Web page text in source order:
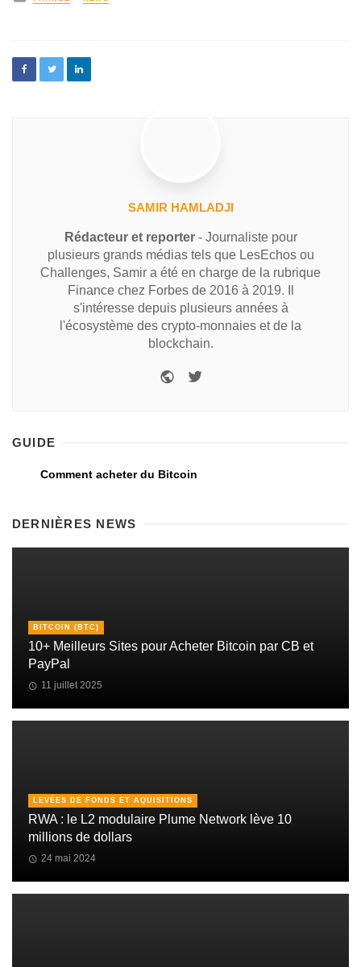
SAMIR HAMLADJI
Rédacteur et reporter- Journaliste pour
plusieurs grands médias tels que LesEchos ou
Challenges, Samir a été en charge de la rubrique
Finance chez Forbes de 2016 à 2019. Il
s'intéresse depuis plusieurs années à
l'écosystème des crypto-monnaies et de la
blockchain.
GUIDE
Comment acheter du Bitcoin
DERNIÈRES NEWS
BITCOIN (BTC)
10+ Meilleurs Sites pour Acheter Bitcoin par CB et
PayPal
11 juillet 2025
LEVÉES DE FONDS ET AQUISITIONS
RWA : le L2 modulaire Plume Network lève 10
millions de dollars
24 mai 2024